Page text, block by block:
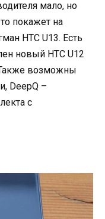
мало, но
покажет на
HTC U13. Есть
новый HTC U12
возможны
DeepQ –
с